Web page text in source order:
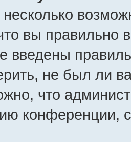
вы правильно
введены
не был ли
что
конференции,